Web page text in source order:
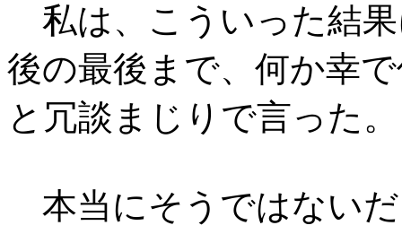
私は、こういった結
後の最後まで、何か幸
と冗談まじりで言った。
本当にそうではない